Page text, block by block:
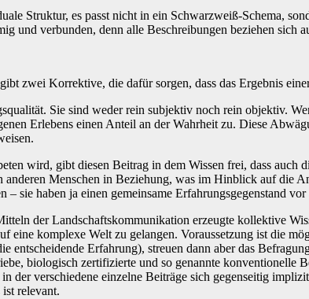
Struktur, es passt nicht in ein Schwarzweiß-Schema,
und verbunden, denn alle Beschreibungen beziehen sich
zwei Korrektive, die dafür sorgen, dass das Ergebnis
Sie sind weder rein subjektiv noch rein objektiv.
Erlebens einen Anteil an der Wahrheit zu. Diese
wird, gibt diesen Beitrag in dem Wissen frei, dass auch
Menschen in Beziehung, was im Hinblick auf die
sie haben ja einen gemeinsame Erfahrungsgegenstand
der Landschaftskommunikation erzeugte kollektive
eine komplexe Welt zu gelangen. Voraussetzung ist die
Erfahrung), streuen dann aber das
biologisch zertifizierte und so genannte konventionelle
der verschiedene einzelne Beiträge sich gegenseitig
relevant.